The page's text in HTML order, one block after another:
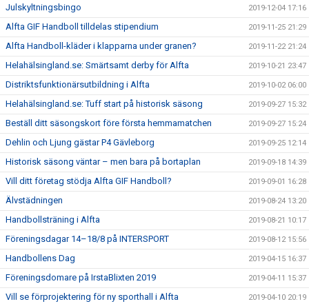
Julskyltningsbingo 2019-12-04 17:16
Alfta GIF Handboll tilldelas stipendium 2019-11-25 21:29
Alfta Handboll-kläder i klapparna under granen? 2019-11-22 21:24
Helahälsingland.se: Smärtsamt derby för Alfta 2019-10-21 23:47
Distriktsfunktionärsutbildning i Alfta 2019-10-02 06:00
Helahälsingland.se: Tuff start på historisk säsong 2019-09-27 15:32
Beställ ditt säsongskort före första hemmamatchen 2019-09-27 15:24
Dehlin och Ljung gästar P4 Gävleborg 2019-09-25 12:14
Historisk säsong väntar – men bara på bortaplan 2019-09-18 14:39
Vill ditt företag stödja Alfta GIF Handboll? 2019-09-01 16:28
Älvstädningen 2019-08-24 13:20
Handbollsträning i Alfta 2019-08-21 10:17
Föreningsdagar 14–18/8 på INTERSPORT 2019-08-12 15:56
Handbollens Dag 2019-04-15 16:37
Föreningsdomare på IrstaBlixten 2019 2019-04-11 15:37
Vill se förprojektering för ny sporthall i Alfta 2019-04-10 20:19